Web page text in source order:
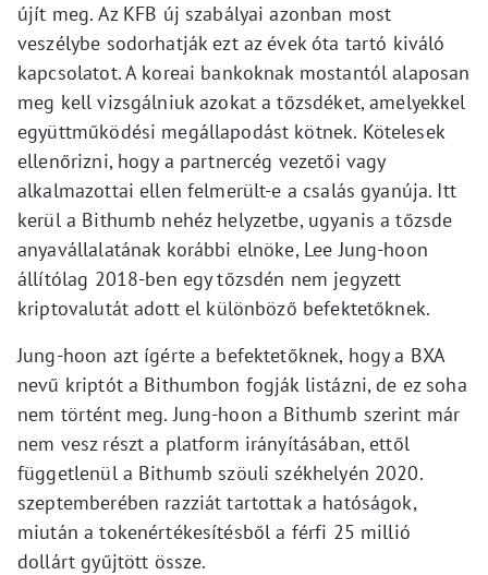
újít meg. Az KFB új szabályai azonban most
veszélybe sodorhatják ezt az évek óta tartó kiváló
kapcsolatot. A koreai bankoknak mostantól alaposan
meg kell vizsgálniuk azokat a tőzsdéket, amelyekkel
együttműködési megállapodást kötnek. Kötelesek
ellenőrizni, hogy a partnercég vezetői vagy
alkalmazottai ellen felmerült-e a csalás gyanúja. Itt
kerül a Bithumb nehéz helyzetbe, ugyanis a tőzsde
anyavállalatának korábbi elnöke, Lee Jung-hoon
állítólag 2018-ben egy tőzsdén nem jegyzett
kriptovalutát adott el különböző befektetőknek.
Jung-hoon azt ígérte a befektetőknek, hogy a BXA
nevű kriptót a Bithumbon fogják listázni, de ez soha
nem történt meg. Jung-hoon a Bithumb szerint már
nem vesz részt a platform irányításában, ettől
függetlenül a Bithumb szöuli székhelyén 2020.
szeptemberében razziát tartottak a hatóságok,
miután a tokenértékesítésből a férfi 25 millió
dollárt gyűjtött össze.